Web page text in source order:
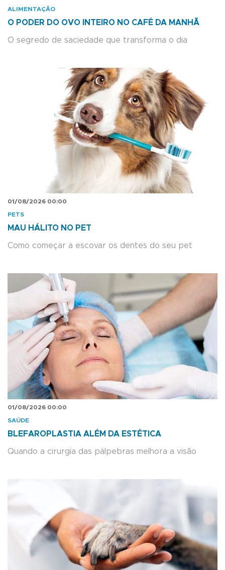
ALIMENTAÇÃO
O PODER DO OVO INTEIRO NO CAFÉ DA MANHÃ
O segredo de saciedade que transforma o dia
01/08/2026 00:00
PETS
MAU HÁLITO NO PET
Como começar a escovar os dentes do seu pet
01/08/2026 00:00
SAÚDE
BLEFAROPLASTIA ALÉM DA ESTÉTICA
Quando a cirurgia das pálpebras melhora a visão